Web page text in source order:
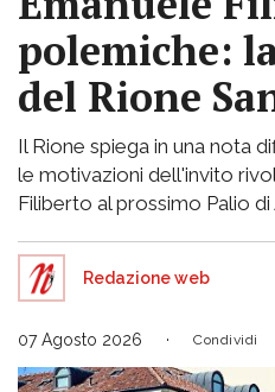
polemiche:
del Rione
Il Rione spiega in una nota
le motivazioni dell'invito
Filiberto al prossimo Palio di
Redazione web
07 Agosto 2026 Condividi